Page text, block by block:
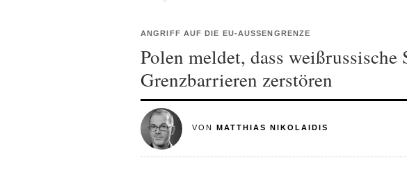
ANGRIFF AUF DIE EU-AUSSENGRENZE
Polen meldet, dass weißrussische
Grenzbarrieren zerstören
VON MATTHIAS NIKOLAIDIS